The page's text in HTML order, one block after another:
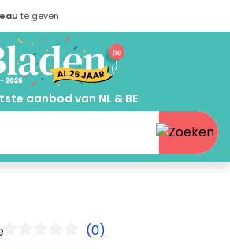
te geven
aanbod van NL & BE
(0)